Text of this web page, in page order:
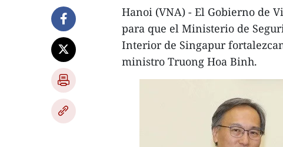
Hanoi (VNA) - El Gobierno de
para que el Ministerio de
Interior de Singapur
ministro Truong Hoa Binh.